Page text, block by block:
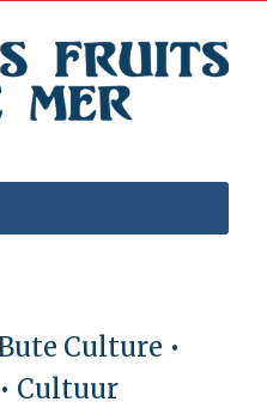
Culture •
Cultuur